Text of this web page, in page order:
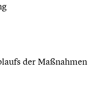
der Maßnahmen